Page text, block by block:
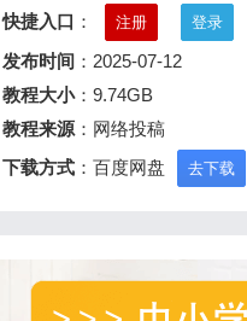
快捷入口 ： 注册 登录
发布时间 ：2025-07-12
教程大小：9.74GB
教程来源 ：网络投稿
下载方式 ：百度网盘 去下载